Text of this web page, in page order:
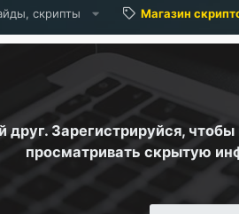
скрипты Магазин
друг. Зарегистрируйся,
просматривать скрытую